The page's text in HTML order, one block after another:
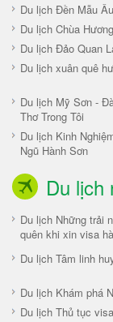
Du lịch Đền Mẫu
Du lịch Chùa Hương
Du lịch Đảo Quan
Du lịch xuân quê
Du lịch Mỹ Sơn -
Thơ Trong Tôi
Du lịch Kinh
Ngũ Hành Sơn
Du lịch
Du lịch Những trải
quên khi xin visa
Du lịch Tâm linh
Du lịch Khám phá
Du lịch Thủ tục